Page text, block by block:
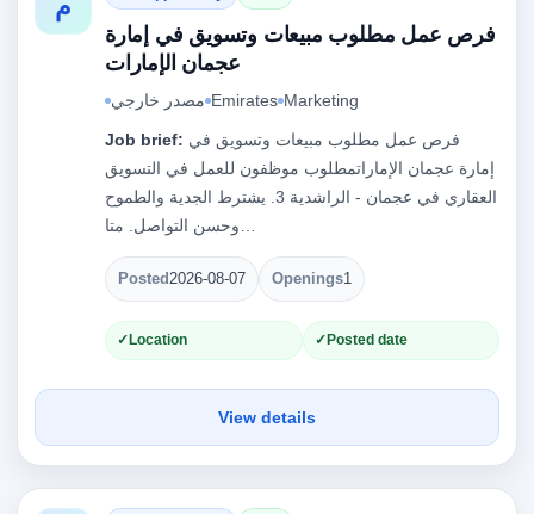
م
فرص عمل مطلوب مبيعات وتسويق في إمارة
عجمان الإمارات
مصدر خارجي Emirates Marketing
Job brief:
إمارة عجمان الإماراتمطلوب موظفون للعمل في التسويق
العقاري في عجمان - الراشدية 3. يشترط الجدية والطموح
Posted2026-08-07 Openings1
Location Posted date
View details